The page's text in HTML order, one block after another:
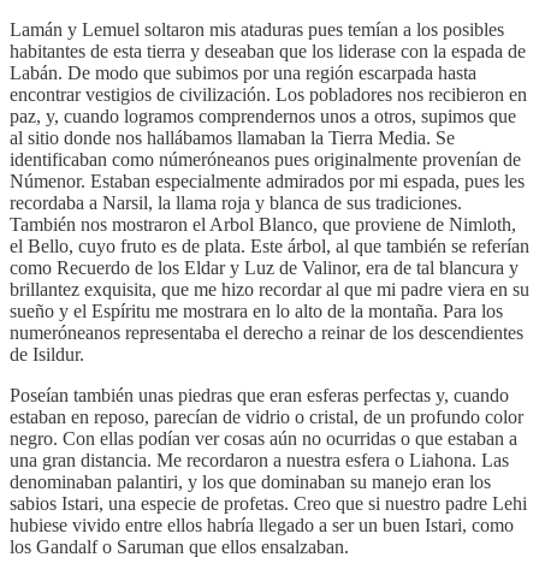
Lamán y Lemuel soltaron mis ataduras pues temían a los posibles
habitantes de esta tierra y deseaban que los liderase con la espada de
Labán. De modo que subimos por una región escarpada hasta
encontrar vestigios de civilización. Los pobladores nos recibieron en
paz, y, cuando logramos comprendernos unos a otros, supimos que
al sitio donde nos hallábamos llamaban la Tierra Media. Se
identificaban como númeróneanos pues originalmente provenían de
Númenor. Estaban especialmente admirados por mi espada, pues les
recordaba a Narsil, la llama roja y blanca de sus tradiciones.
También nos mostraron el Arbol Blanco, que proviene de Nimloth,
el Bello, cuyo fruto es de plata. Este árbol, al que también se referían
como Recuerdo de los Eldar y Luz de Valinor, era de tal blancura y
brillantez exquisita, que me hizo recordar al que mi padre viera en su
sueño y el Espíritu me mostrara en lo alto de la montaña. Para los
numeróneanos representaba el derecho a reinar de los descendientes
de Isildur.
Poseían también unas piedras que eran esferas perfectas y, cuando
estaban en reposo, parecían de vidrio o cristal, de un profundo color
negro. Con ellas podían ver cosas aún no ocurridas o que estaban a
una gran distancia. Me recordaron a nuestra esfera o Liahona. Las
denominaban palantiri, y los que dominaban su manejo eran los
sabios Istari, una especie de profetas. Creo que si nuestro padre Lehi
hubiese vivido entre ellos habría llegado a ser un buen Istari, como
los Gandalf o Saruman que ellos ensalzaban.